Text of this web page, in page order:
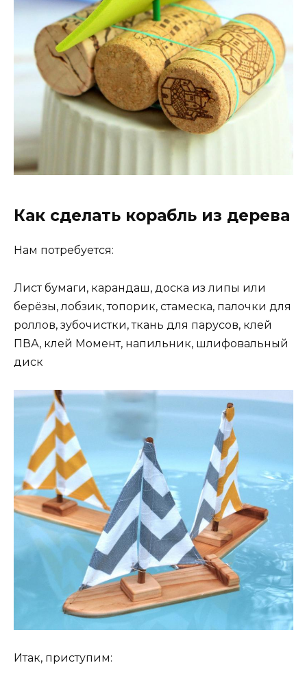
Как сделать корабль из дерева
Нам потребуется:
Лист бумаги, карандаш, доска из липы или
берёзы, лобзик, топорик, стамеска, палочки для
роллов, зубочистки, ткань для парусов, клей
ПВА, клей Момент, напильник, шлифовальный
диск
Итак, приступим: